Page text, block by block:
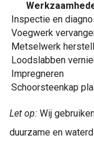
Inspectie en
Voegwerk
Metselwerk
Loodslabben
Impregneren
Schoorsteenkap
Let op: Wij
duurzame en